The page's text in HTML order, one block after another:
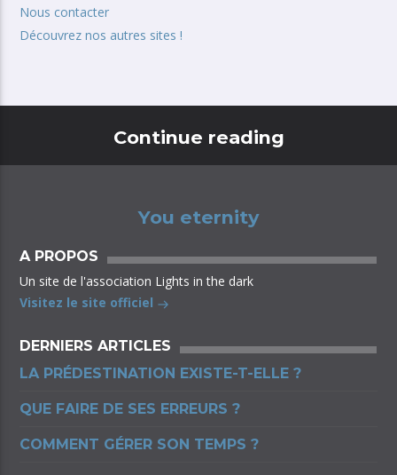
Nous contacter
Découvrez nos autres sites !
Continue reading
You eternity
A PROPOS
Un site de l'association Lights in the dark
Visitez le site officiel
DERNIERS ARTICLES
LA PRÉDESTINATION EXISTE-T-ELLE ?
QUE FAIRE DE SES ERREURS ?
COMMENT GÉRER SON TEMPS ?